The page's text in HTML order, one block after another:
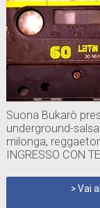
Suona Bukarò
underground-
milonga,
INGRESSO CON
> Vai